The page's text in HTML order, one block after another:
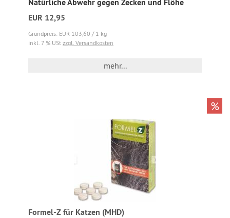
Natürliche Abwehr gegen Zecken und Flöhe
EUR 12,95
Grundpreis: EUR 103,60 / 1 kg
inkl. 7 % USt zzgl. Versandkosten
mehr...
Formel-Z für Katzen (MHD)
%